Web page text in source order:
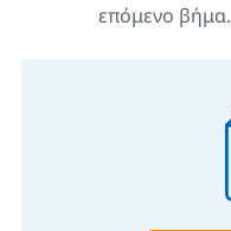
επόμενο βήμα.